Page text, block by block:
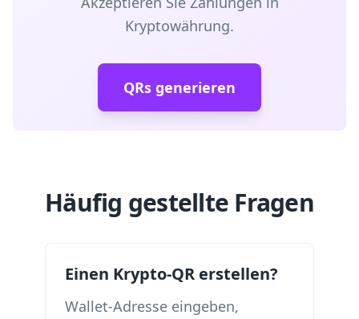
Kryptowährung.
QRs generieren
Häufig gestellte Fragen
Einen Krypto-QR erstellen?
Wallet-Adresse eingeben,